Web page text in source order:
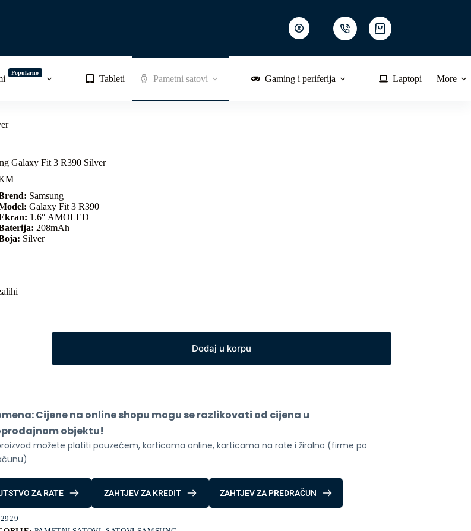
Shopping
cart
Popularno
Tableti Pametni satovi Gaming i periferija Laptopi More
Galaxy Fit 3 R390 Silver
Samsung
Galaxy Fit 3 R390
1.6″ AMOLED
208mAh
Silver
Dodaj u korpu
Cijene na online shopu mogu se razlikovati od cijena u
objektu!
možete platiti pouzećem, karticama online, karticama na rate i žiralno (firme po
ZA RATE ZAHTJEV ZA KREDIT ZAHTJEV ZA PREDRAČUN